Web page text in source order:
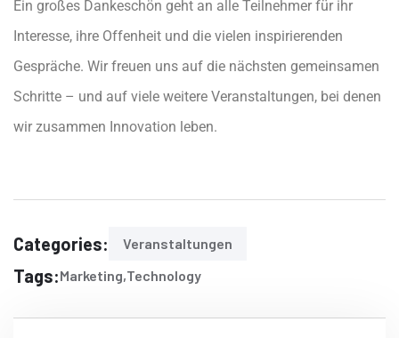
Ein großes Dankeschön geht an alle Teilnehmer für ihr
Interesse, ihre Offenheit und die vielen inspirierenden
Gespräche. Wir freuen uns auf die nächsten gemeinsamen
Schritte – und auf viele weitere Veranstaltungen, bei denen
wir zusammen Innovation leben.
Categories: Veranstaltungen
Tags:Marketing Technology